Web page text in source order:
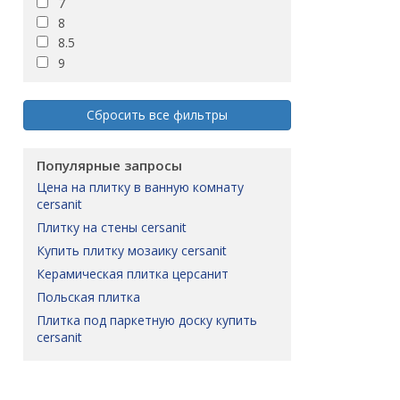
LENOX
LOCARNO
LONGREACH
LOREN
LUSY
Letizia
MARENGO
MARVIS
MATHIS
MEDLEY
MELANIE
Margo
Mariel
Matilda
8
8.5
9
Сбросить все фильтры
Популярные запросы
цена на плитку в ванную комнату
cersanit
плитку на стены cersanit
купить плитку мозаику cersanit
керамическая плитка церсанит
польская плитка
плитка под паркетную доску купить
cersanit